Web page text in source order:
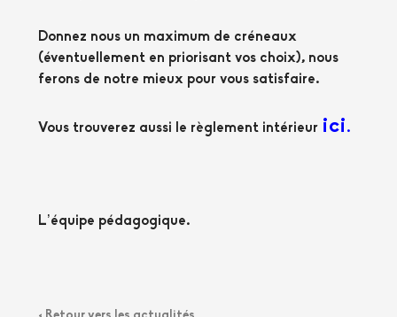
Donnez nous un maximum de créneaux
(éventuellement en priorisant vos choix), nous
ferons de notre mieux pour vous satisfaire.
Vous trouverez aussi le règlement intérieur ici.
L’équipe pédagogique.